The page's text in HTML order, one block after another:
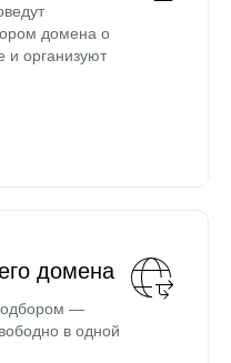
домена о
и организуют
домена
—
в одной